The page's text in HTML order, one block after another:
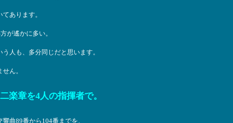
あります。
が遙かに多い。
人も、多分同じだと思います。
ん。
楽章を4人の指揮者で。
曲89番から104番までを、